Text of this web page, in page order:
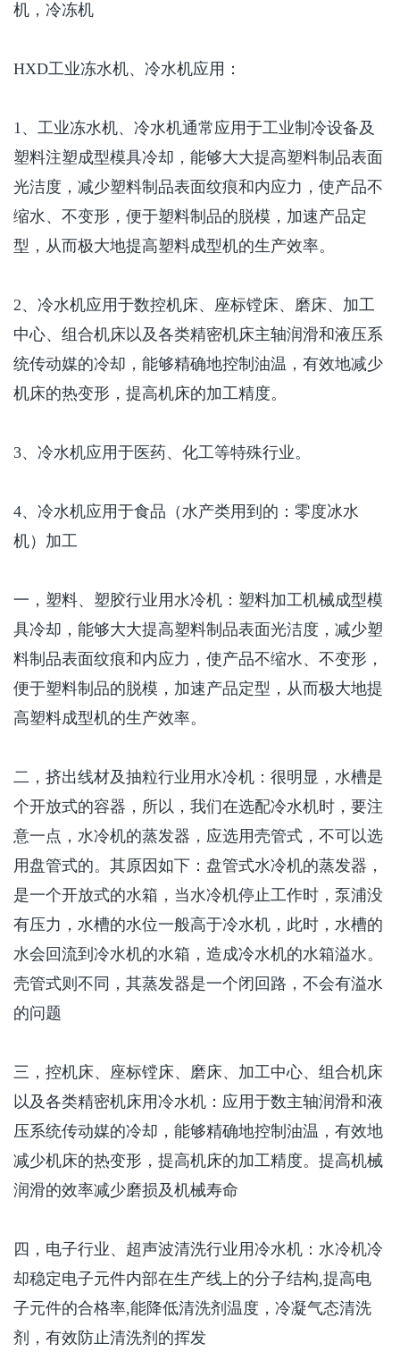
机，冷冻机
HXD工业冻水机、冷水机应用：
1、工业冻水机、冷水机通常应用于工业制冷设备及
塑料注塑成型模具冷却，能够大大提高塑料制品表面
光洁度，减少塑料制品表面纹痕和内应力，使产品不
缩水、不变形，便于塑料制品的脱模，加速产品定
型，从而极大地提高塑料成型机的生产效率。
2、冷水机应用于数控机床、座标镗床、磨床、加工
中心、组合机床以及各类精密机床主轴润滑和液压系
统传动媒的冷却，能够精确地控制油温，有效地减少
机床的热变形，提高机床的加工精度。
3、冷水机应用于医药、化工等特殊行业。
4、冷水机应用于食品（水产类用到的：零度冰水
机）加工
一，塑料、塑胶行业用水冷机：塑料加工机械成型模
具冷却，能够大大提高塑料制品表面光洁度，减少塑
料制品表面纹痕和内应力，使产品不缩水、不变形，
便于塑料制品的脱模，加速产品定型，从而极大地提
高塑料成型机的生产效率。
二，挤出线材及抽粒行业用水冷机：很明显，水槽是
个开放式的容器，所以，我们在选配冷水机时，要注
意一点，水冷机的蒸发器，应选用壳管式，不可以选
用盘管式的。其原因如下：盘管式水冷机的蒸发器，
是一个开放式的水箱，当水冷机停止工作时，泵浦没
有压力，水槽的水位一般高于冷水机，此时，水槽的
水会回流到冷水机的水箱，造成冷水机的水箱溢水。
壳管式则不同，其蒸发器是一个闭回路，不会有溢水
的问题
三，控机床、座标镗床、磨床、加工中心、组合机床
以及各类精密机床用冷水机：应用于数主轴润滑和液
压系统传动媒的冷却，能够精确地控制油温，有效地
减少机床的热变形，提高机床的加工精度。提高机械
润滑的效率减少磨损及机械寿命
四，电子行业、超声波清洗行业用冷水机：水冷机冷
却稳定电子元件内部在生产线上的分子结构,提高电
子元件的合格率,能降低清洗剂温度，冷凝气态清洗
剂，有效防止清洗剂的挥发